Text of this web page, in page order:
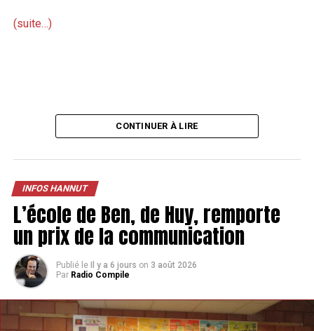
(suite…)
CONTINUER À LIRE
INFOS HANNUT
L’école de Ben, de Huy, remporte
un prix de la communication
Publié le Il y a 6 jours on 3 août 2026
Par Radio Compile